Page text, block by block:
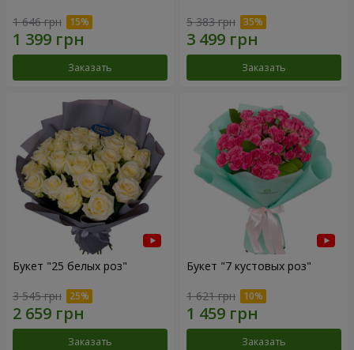
1 646 грн
Заказать
5 383 грн
Заказать
Букет "25 белых роз"
3 545 грн
Заказать
Букет "7 кустовых роз"
1 621 грн
Заказать